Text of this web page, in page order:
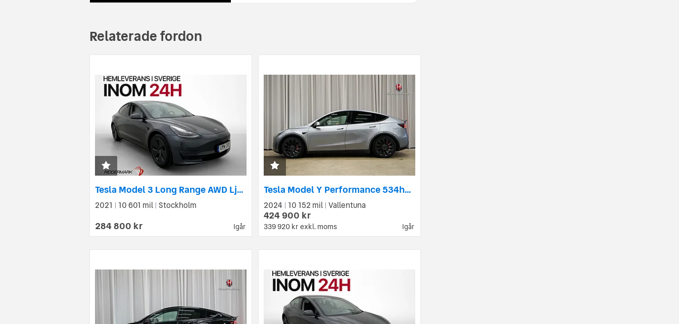
Relaterade fordon
Igår
Tesla Model 3 Long Range AWD Ljus Interiör Svensksåld
2021 10 601 mil Stockholm
284 800 kr Igår
Tesla Model Y Performance 534hk Drag Värmepump Rattvärme MOMS
2024 | 10 152 mil | Vallentuna
424 900 kr
339 920 kr exkl. moms